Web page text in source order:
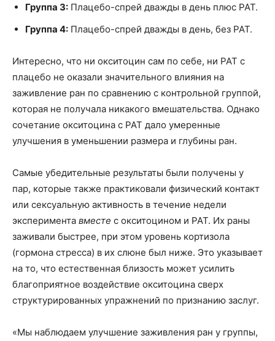
Группа 3: Плацебо-спрей дважды в день плюс PAT.
Группа 4: Плацебо-спрей дважды в день, без PAT.
Интересно, что ни окситоцин сам по себе, ни PAT с
плацебо не оказали значительного влияния на
заживление ран по сравнению с контрольной группой,
которая не получала никакого вмешательства. Однако
сочетание окситоцина с PAT дало умеренные
улучшения в уменьшении размера и глубины ран.
Самые убедительные результаты были получены у
пар, которые также практиковали физический контакт
или сексуальную активность в течение недели
эксперимента вместе с окситоцином и PAT. Их раны
заживали быстрее, при этом уровень кортизола
(гормона стресса) в их слюне был ниже. Это указывает
на то, что естественная близость может усилить
благоприятное воздействие окситоцина сверх
структурированных упражнений по признанию заслуг.
«Мы наблюдаем улучшение заживления ран у группы,